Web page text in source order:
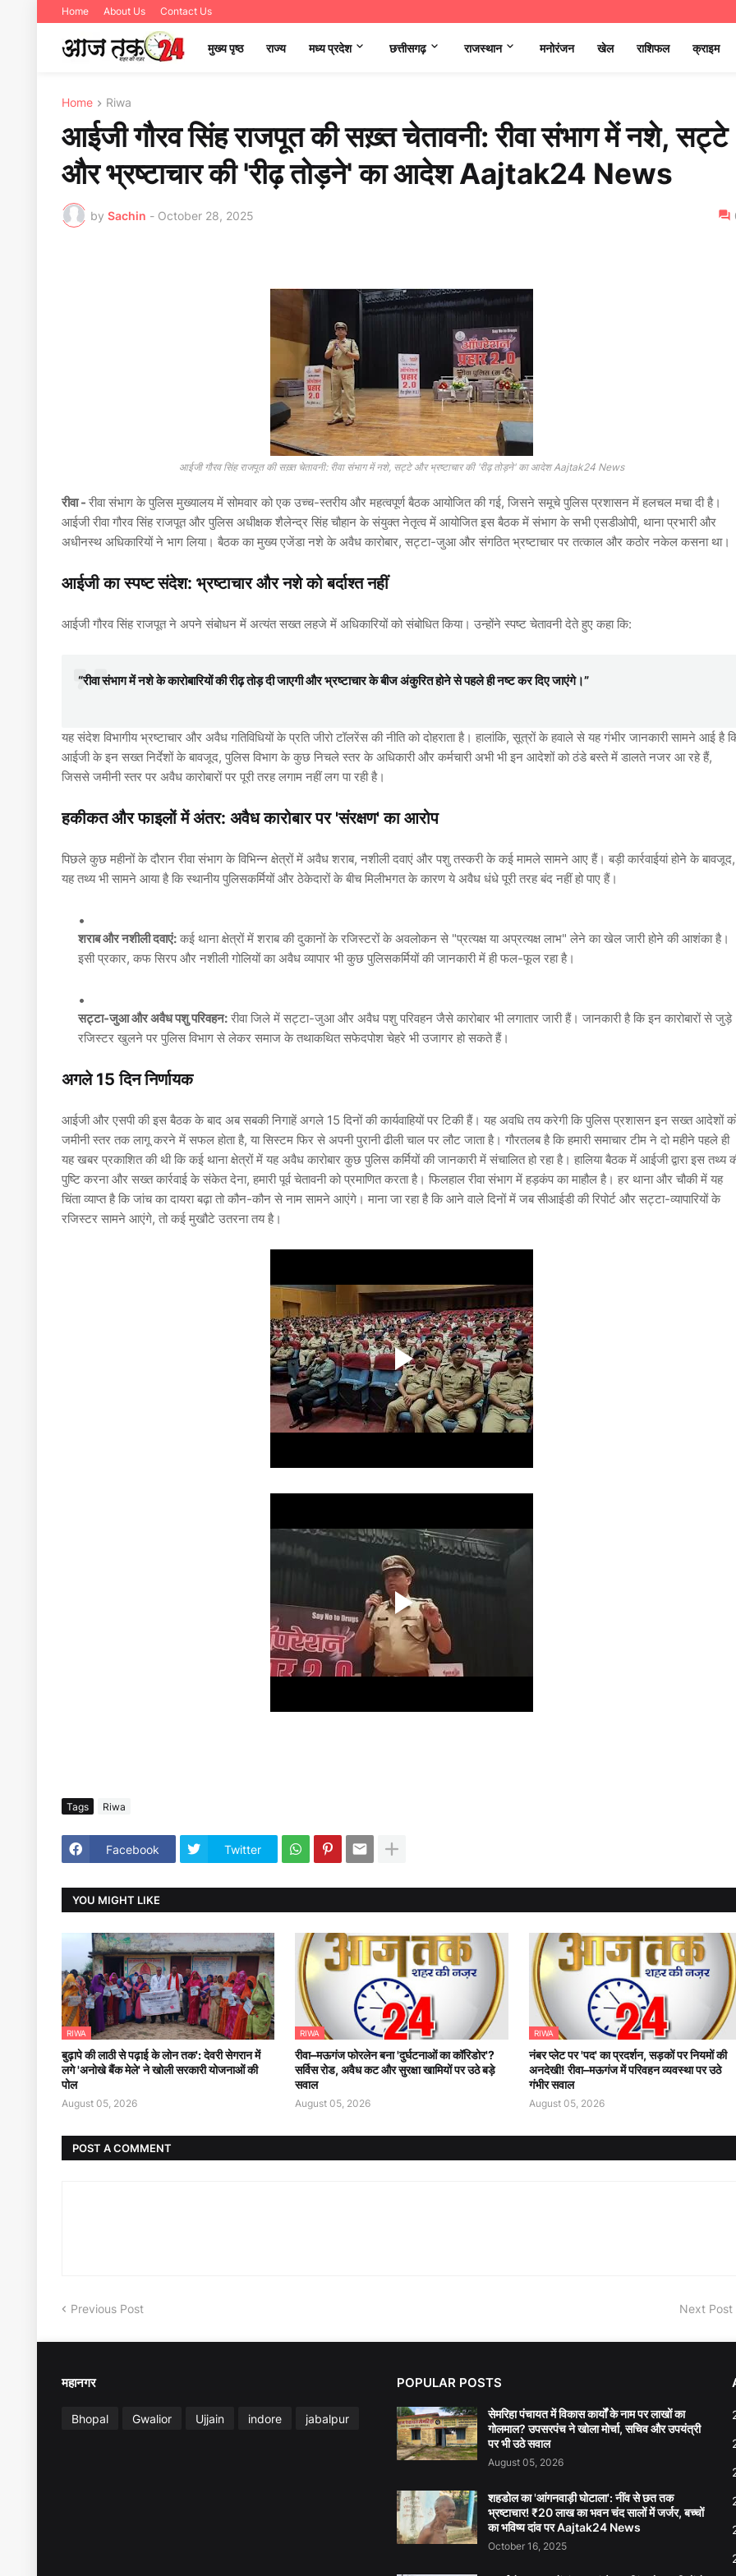
Home About Us Contact Us
मुख्य पृष्ठ राज्य मध्‍य प्रदेश छत्तीसगढ़ राजस्थान मनोरंजन खेल राशिफल क्राइम
Home Riwa
आईजी गौरव सिंह राजपूत की सख़्त चेतावनी: रीवा संभाग में नशे, सट्टे
और भ्रष्टाचार की 'रीढ़ तोड़ने' का आदेश Aajtak24 News
by Sachin - October 28, 2025
आईजी गौरव सिंह राजपूत की सख़्त चेतावनी: रीवा संभाग में नशे, सट्टे और भ्रष्टाचार की 'रीढ़ तोड़ने' का आदेश Aajtak24 News
रीवा - रीवा संभाग के पुलिस मुख्यालय में सोमवार को एक उच्च-स्तरीय और महत्वपूर्ण बैठक आयोजित की गई, जिसने समूचे पुलिस प्रशासन में हलचल मचा दी है।
आईजी रीवा गौरव सिंह राजपूत और पुलिस अधीक्षक शैलेन्द्र सिंह चौहान के संयुक्त नेतृत्व में आयोजित इस बैठक में संभाग के सभी एसडीओपी, थाना प्रभारी और
अधीनस्थ अधिकारियों ने भाग लिया। बैठक का मुख्य एजेंडा नशे के अवैध कारोबार, सट्टा-जुआ और संगठित भ्रष्टाचार पर तत्काल और कठोर नकेल कसना था।
आईजी का स्पष्ट संदेश: भ्रष्टाचार और नशे को बर्दाश्त नहीं
आईजी गौरव सिंह राजपूत ने अपने संबोधन में अत्यंत सख्त लहजे में अधिकारियों को संबोधित किया। उन्होंने स्पष्ट चेतावनी देते हुए कहा कि:
“रीवा संभाग में नशे के कारोबारियों की रीढ़ तोड़ दी जाएगी और भ्रष्टाचार के बीज अंकुरित होने से पहले ही नष्ट कर दिए जाएंगे।”
यह संदेश विभागीय भ्रष्टाचार और अवैध गतिविधियों के प्रति जीरो टॉलरेंस की नीति को दोहराता है। हालांकि, सूत्रों के हवाले से यह गंभीर जानकारी सामने आई है
आईजी के इन सख्त निर्देशों के बावजूद, पुलिस विभाग के कुछ निचले स्तर के अधिकारी और कर्मचारी अभी भी इन आदेशों को ठंडे बस्ते में डालते नजर आ रहे हैं,
जिससे जमीनी स्तर पर अवैध कारोबारों पर पूरी तरह लगाम नहीं लग पा रही है।
हकीकत और फाइलों में अंतर: अवैध कारोबार पर 'संरक्षण' का आरोप
पिछले कुछ महीनों के दौरान रीवा संभाग के विभिन्न क्षेत्रों में अवैध शराब, नशीली दवाएं और पशु तस्करी के कई मामले सामने आए हैं। बड़ी कार्रवाईयां होने के बावजूद,
यह तथ्य भी सामने आया है कि स्थानीय पुलिसकर्मियों और ठेकेदारों के बीच मिलीभगत के कारण ये अवैध धंधे पूरी तरह बंद नहीं हो पाए हैं।
शराब और नशीली दवाएं: कई थाना क्षेत्रों में शराब की दुकानों के रजिस्टरों के अवलोकन से "प्रत्यक्ष या अप्रत्यक्ष लाभ" लेने का खेल जारी होने की आशंका है।
इसी प्रकार, कफ सिरप और नशीली गोलियों का अवैध व्यापार भी कुछ पुलिसकर्मियों की जानकारी में ही फल-फूल रहा है।
सट्टा-जुआ और अवैध पशु परिवहन: रीवा जिले में सट्टा-जुआ और अवैध पशु परिवहन जैसे कारोबार भी लगातार जारी हैं। जानकारी है कि इन कारोबारों से जुड़े
रजिस्टर खुलने पर पुलिस विभाग से लेकर समाज के तथाकथित सफेदपोश चेहरे भी उजागर हो सकते हैं।
अगले 15 दिन निर्णायक
आईजी और एसपी की इस बैठक के बाद अब सबकी निगाहें अगले 15 दिनों की कार्यवाहियों पर टिकी हैं। यह अवधि तय करेगी कि पुलिस प्रशासन इन सख्त आदेशों
जमीनी स्तर तक लागू करने में सफल होता है, या सिस्टम फिर से अपनी पुरानी ढीली चाल पर लौट जाता है। गौरतलब है कि हमारी समाचार टीम ने दो महीने पहले ही
यह खबर प्रकाशित की थी कि कई थाना क्षेत्रों में यह अवैध कारोबार कुछ पुलिस कर्मियों की जानकारी में संचालित हो रहा है। हालिया बैठक में आईजी द्वारा इस तथ्य
पुष्टि करना और सख्त कार्रवाई के संकेत देना, हमारी पूर्व चेतावनी को प्रमाणित करता है। फिलहाल रीवा संभाग में हड़कंप का माहौल है। हर थाना और चौकी में यह
चिंता व्याप्त है कि जांच का दायरा बढ़ा तो कौन-कौन से नाम सामने आएंगे। माना जा रहा है कि आने वाले दिनों में जब सीआईडी की रिपोर्ट और सट्टा-व्यापारियों के
रजिस्टर सामने आएंगे, तो कई मुखौटे उतरना तय है।
Tags Riwa
Facebook Twitter
YOU MIGHT LIKE
RIWA
बुढ़ापे की लाठी से पढ़ाई के लोन तक': देवरी सेगरान में
लगे 'अनोखे बैंक मेले' ने खोली सरकारी योजनाओं की
पोल
August 05, 2026
RIWA
रीवा–मऊगंज फोरलेन बना 'दुर्घटनाओं का कॉरिडोर'?
सर्विस रोड, अवैध कट और सुरक्षा खामियों पर उठे बड़े
सवाल
August 05, 2026
RIWA
नंबर प्लेट पर 'पद' का प्रदर्शन, सड़कों पर नियमों की
अनदेखी! रीवा–मऊगंज में परिवहन व्यवस्था पर उठे
गंभीर सवाल
August 05, 2026
POST A COMMENT
Previous Post Next Post
महानगर
Bhopal Gwalior Ujjain indore jabalpur
POPULAR POSTS
सेमरिहा पंचायत में विकास कार्यों के नाम पर लाखों का
गोलमाल? उपसरपंच ने खोला मोर्चा, सचिव और उपयंत्री
पर भी उठे सवाल
August 05, 2026
शहडोल का 'आंगनवाड़ी घोटाला': नींव से छत तक
भ्रष्टाचार! ₹20 लाख का भवन चंद सालों में जर्जर, बच्चों
का भविष्य दांव पर Aajtak24 News
October 16, 2025